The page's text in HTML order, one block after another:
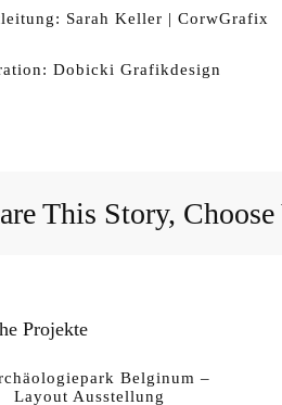
Sarah Keller | CorwGrafix
Dobicki Grafikdesign
This Story,
Projekte